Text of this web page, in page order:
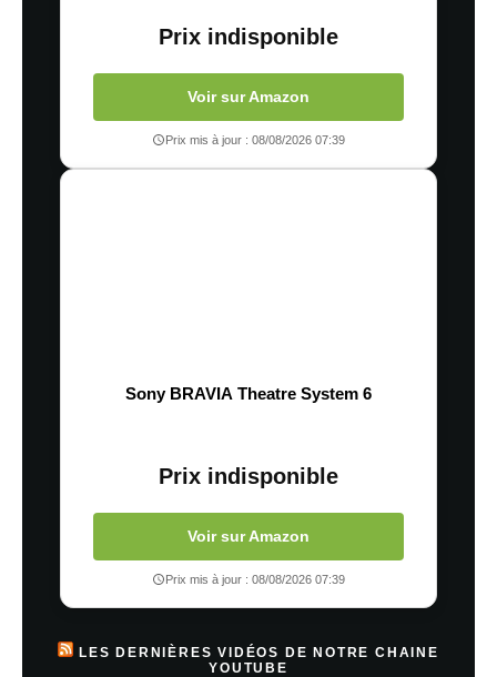
Prix indisponible
Voir sur Amazon
Prix mis à jour : 08/08/2026 07:39
Sony BRAVIA Theatre System 6
Prix indisponible
Voir sur Amazon
Prix mis à jour : 08/08/2026 07:39
LES DERNIÈRES VIDÉOS DE NOTRE CHAINE
YOUTUBE